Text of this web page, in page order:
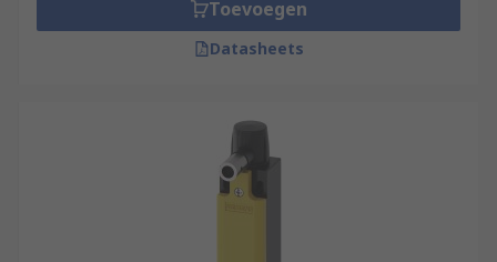
maximum current and voltage they can be used
with. Some hinge switches can be load-bearing,
Toevoegen
Datasheets